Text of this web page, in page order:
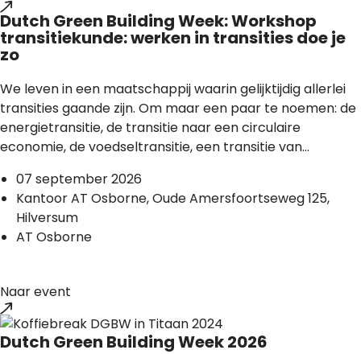
Dutch Green Building Week: Workshop
transitiekunde: werken in transities doe je
zo
We leven in een maatschappij waarin gelijktijdig allerlei
transities gaande zijn. Om maar een paar te noemen: de
energietransitie, de transitie naar een circulaire
economie, de voedseltransitie, een transitie van...
07 september 2026
Kantoor AT Osborne, Oude Amersfoortseweg 125,
Hilversum
AT Osborne
Naar event
Dutch Green Building Week 2026